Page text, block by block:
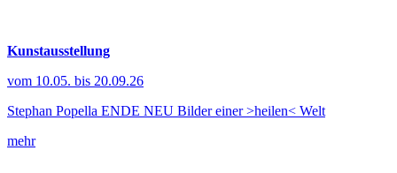
Kunstausstellung
vom 10.05. bis 20.09.26
Stephan Popella ENDE NEU Bilder einer >heilen< Welt
mehr